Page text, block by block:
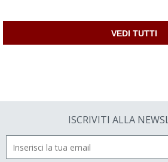
VEDI TUTTI
ISCRIVITI ALLA